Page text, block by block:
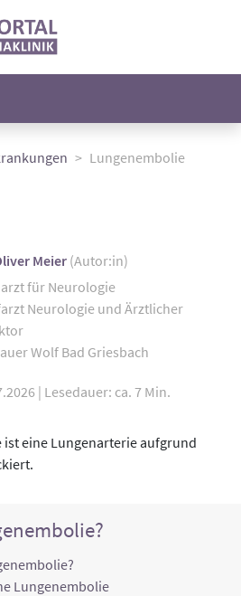
Lungenembolie
Meier(Autor:in)
für Neurologie
Neurologie und Ärztlicher
Wolf Bad Griesbach
| Lesedauer: ca. 7 Min.
eine Lungenarterie aufgrund
Lungenembolie